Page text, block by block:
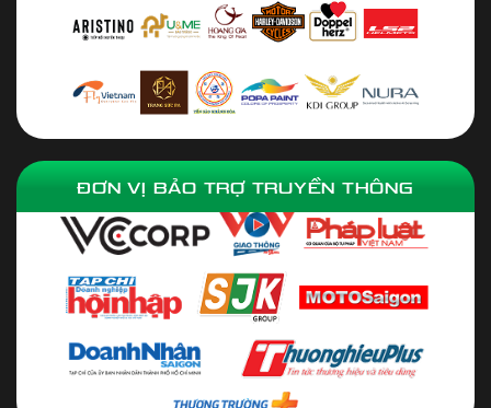
ĐƠN VỊ BẢO TRỢ TRUYỀN THÔNG